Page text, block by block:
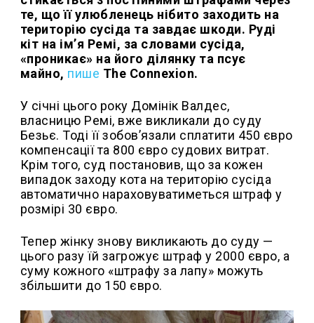
те, що її улюбленець нібито заходить на
територію сусіда та завдає шкоди. Руді
кіт на ім’я Ремі, за словами сусіда,
«проникає» на його ділянку та псує
майно, пише The Connexion.
У січні цього року Домінік Валдес,
власницю Ремі, вже викликали до суду
Безьє. Тоді її зобов’язали сплатити 450 євро
компенсації та 800 євро судових витрат.
Крім того, суд постановив, що за кожен
випадок заходу кота на територію сусіда
автоматично нараховуватиметься штраф у
розмірі 30 євро.
Тепер жінку знову викликають до суду —
цього разу їй загрожує штраф у 2000 євро, а
суму кожного «штрафу за лапу» можуть
збільшити до 150 євро.